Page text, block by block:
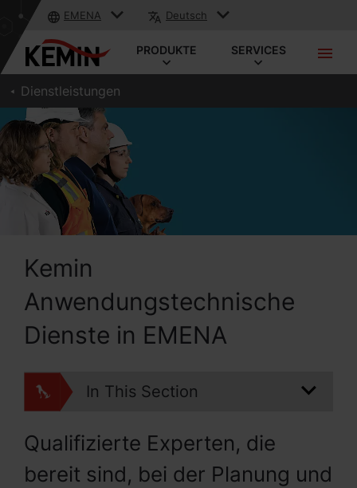
EMENA Deutsch
PRODUKTE SERVICES
Dienstleistungen
Kemin
Anwendungstechnische
Dienste in EMENA
In This Section
Qualifizierte Experten, die
bereit sind, bei der Planung und